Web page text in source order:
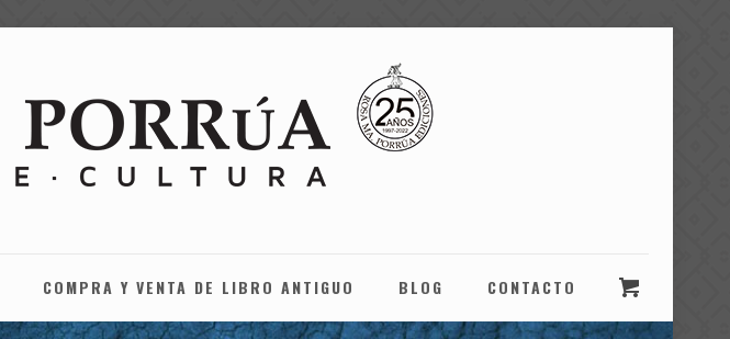
COMPRA Y VENTA DE LIBRO ANTIGUO BLOG CONTACTO